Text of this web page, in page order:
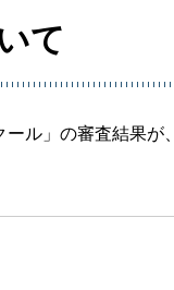
て
ル」の審査結果が、